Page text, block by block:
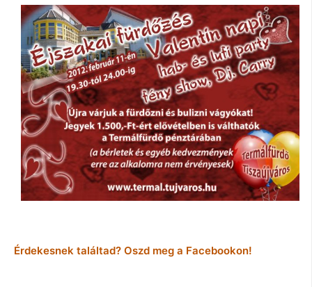
Érdekesnek találtad? Oszd meg a Facebookon!